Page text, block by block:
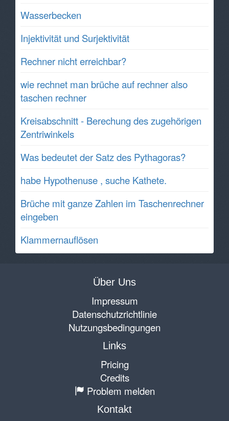
Wasserbecken
Injektivität und Surjektivität
Rechner nicht erreichbar?
wie rechnet man brüche auf rechner also
taschen rechner
Kreisabschnitt - Berechung des zugehörigen
Zentriwinkels
Was bedeutet der Satz des Pythagoras?
habe Hypothenuse , suche Kathete.
Brüche mit ganze Zahlen im Taschenrechner
eingeben
Klammernauflösen
Über Uns
Impressum
Datenschutzrichtlinie
Nutzungsbedingungen
Links
Pricing
Credits
Problem melden
Kontakt